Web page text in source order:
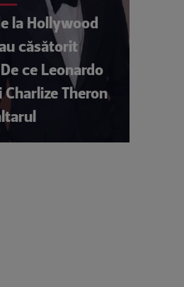
la Hollywood
căsătorit
ce Leonardo
Charlize Theron